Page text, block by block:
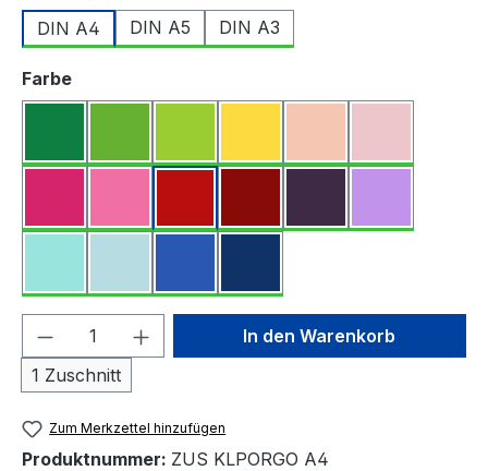
DIN A4
DIN A5 DIN A3
Farbeauswählen
Produkt Anzahl: Gib den
1 Zuschnitt
In den Warenkorb
Zum Merkzettel hinzufügen
Produktnummer: ZUS KLPORGO A4